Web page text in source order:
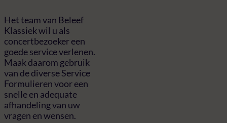
Het team van Beleef
Klassiek wil u als
concertbezoeker een
goede service verlenen.
Maak daarom gebruik
van de diverse Service
Formulieren voor een
snelle en adequate
afhandeling van uw
vragen en wensen.